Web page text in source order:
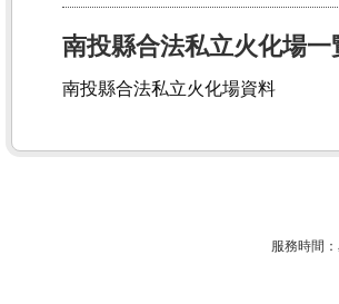
南投縣合法私立火化場一
南投縣合法私立火化場資料
服務時間